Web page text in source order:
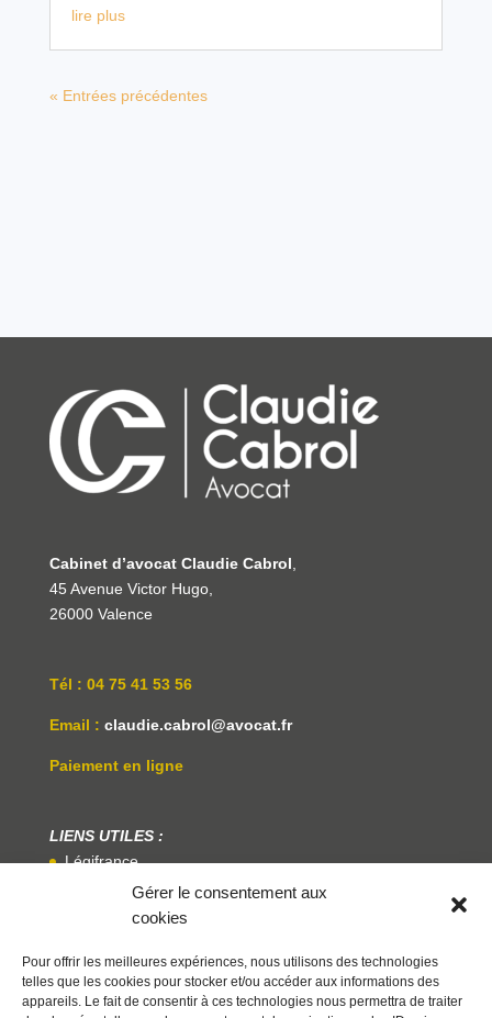
Gérer le consentement aux
cookies
Pour offrir les meilleures expériences, nous utilisons des technologies
telles que les cookies pour stocker et/ou accéder aux informations des
appareils. Le fait de consentir à ces technologies nous permettra de traiter
lire plus
« Entrées précédentes
Cabinet d’avocat Claudie Cabrol
45 Avenue Victor Hugo,
26000 Valence
Tél : 04 75 41 53 56
Email : claudie.cabrol@avocat.fr
Paiement en ligne
LIENS UTILES :
Légifrance
Service Public
Centre National Des Praticiens De La Médiation